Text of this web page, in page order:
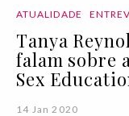
ATUALIDADE
Tanya
falam sobre
Sex
14 Jan 2020